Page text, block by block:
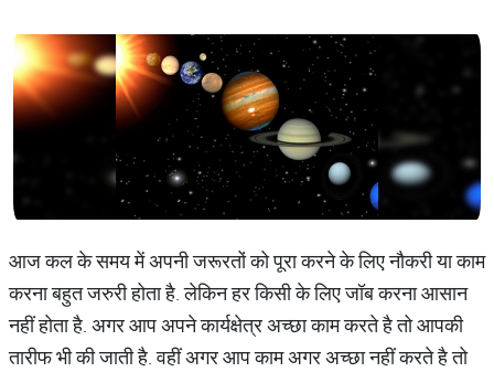
आज कल के समय में अपनी जरूरतों को पूरा करने के लिए नौकरी या काम
करना बहुत जरुरी होता है. लेकिन हर किसी के लिए जॉब करना आसान
नहीं होता है. अगर आप अपने कार्यक्षेत्र अच्छा काम करते है तो आपकी
तारीफ भी की जाती है. वहीं अगर आप काम अगर अच्छा नहीं करते है तो